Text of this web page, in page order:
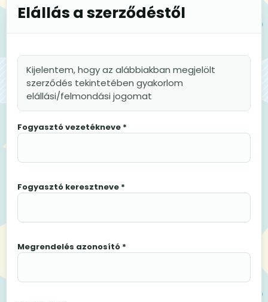
Elállás a szerződéstől
Kijelentem, hogy az alábbiakban megjelölt
szerződés tekintetében gyakorlom
elállási/felmondási jogomat
Fogyasztó vezetékneve *
Fogyasztó keresztneve *
Megrendelés azonosító *